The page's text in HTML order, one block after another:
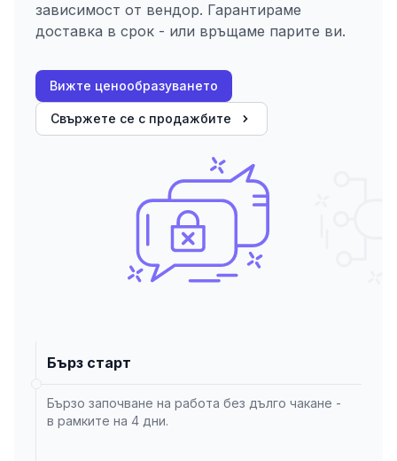
зависимост от вендор. Гарантираме
доставка в срок - или връщаме парите ви.
Вижте ценообразуването
Свържете се с продажбите
Бърз старт
Бързо започване на работа без дълго чакане -
в рамките на 4 дни.